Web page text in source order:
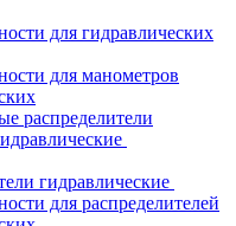
для гидравлических
для манометров
распределители
гидравлические
для распределителей